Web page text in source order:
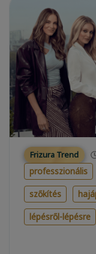
Frizura Trend
professzionális
szőkítés
lépésről-lépésre